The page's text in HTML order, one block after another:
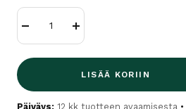
Lisää
LISÄÄ KORIIN
Päiväys: 12 kk tuotteen avaamisesta